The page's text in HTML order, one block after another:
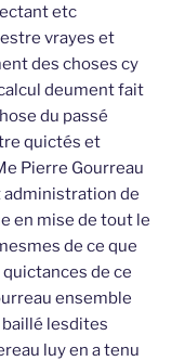
etc
vrayes et
des choses cy
deument fait
du passé
quictés et
Pierre Gourreau
administration de
en mise de tout le
de ce que
de ce
ensemble
lesdites
luy en a tenu